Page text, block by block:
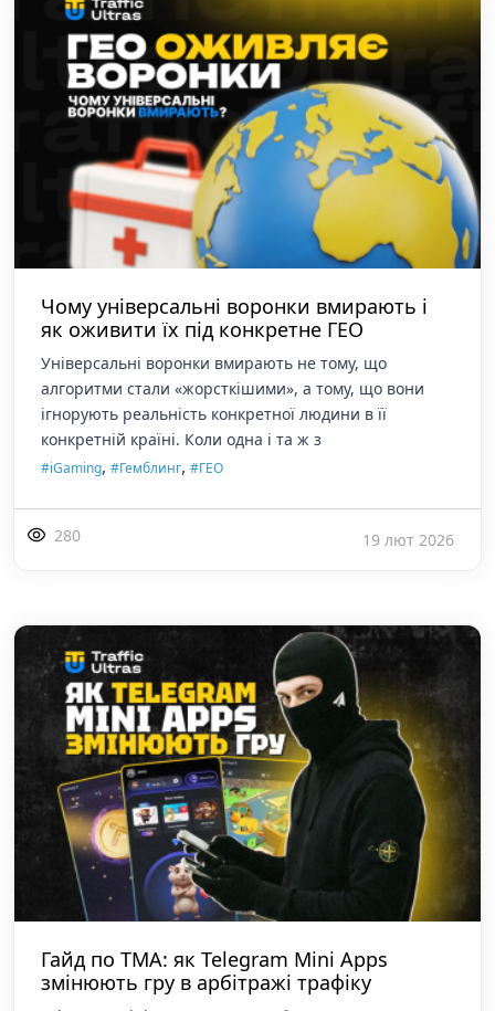
Чому універсальні воронки вмирають і
як оживити їх під конкретне ГЕО
Універсальні воронки вмирають не тому, що
алгоритми стали «жорсткішими», а тому, що вони
ігнорують реальність конкретної людини в її
конкретній країні. Коли одна і та ж з
#iGaming, #Гемблинг, #ГЕО
280 19 лют 2026
Гайд по TMA: як Telegram Mini Apps
змінюють гру в арбітражі трафіку